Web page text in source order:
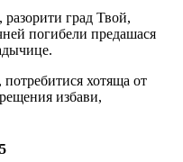
град Твой,
погибели предашася
хотяща от
избави,